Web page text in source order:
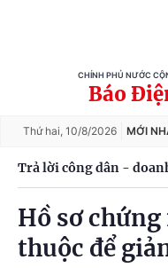
CHÍNH PHỦ NƯỚC
Báo
Thứ hai, 10/8/2026 MỚI
Trả lời công dân -
Hồ sơ
thuộc để